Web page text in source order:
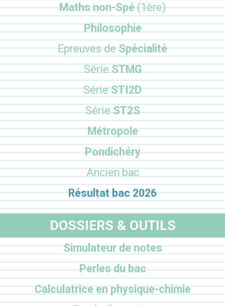
Maths non-Spé(1ère)
Philosophie
Epreuves deSpécialité
SérieSTMG
SérieSTI2D
SérieST2S
Métropole
Pondichéry
Ancien bac
Résultat bac 2026
DOSSIERS & OUTILS
Simulateur de notes
Perles du bac
Calculatrice en physique-chimie